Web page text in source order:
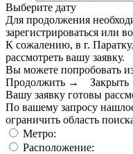
Выберите дату
Для продолжения
зарегистрироваться или
К сожалению, в г.
рассмотреть вашу заявку.
Вы можете попробовать
Продолжить →
Закрыть
Вашу заявку готовы
По вашему запросу
ограничить область
Метро:
Расположение: